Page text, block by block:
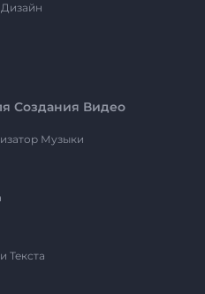
Создания Видео
Музыки
Текста